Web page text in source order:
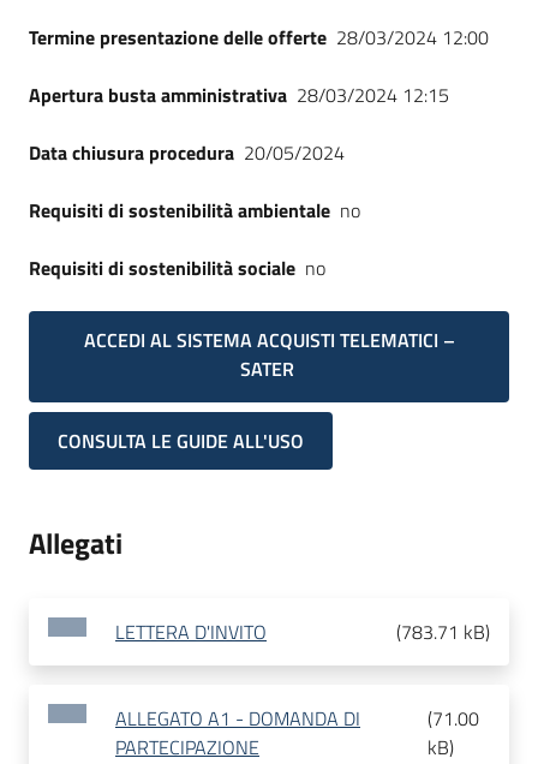
Termine presentazione delle offerte 28/03/2024 12:00
Apertura busta amministrativa 28/03/2024 12:15
Data chiusura procedura 20/05/2024
Requisiti di sostenibilità ambientale no
Requisiti di sostenibilità sociale no
ACCEDI AL SISTEMA ACQUISTI TELEMATICI –
SATER
CONSULTA LE GUIDE ALL'USO
Allegati
LETTERA D'INVITO (783.71 kB)
ALLEGATO A1 - DOMANDA DI
PARTECIPAZIONE
(71.00
kB)